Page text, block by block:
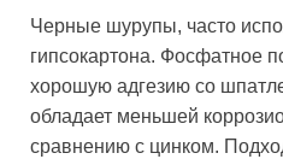
Черные шурупы, часто
гипсокартона. Фосфатное
хорошую адгезию со
обладает меньшей
сравнению с цинком.